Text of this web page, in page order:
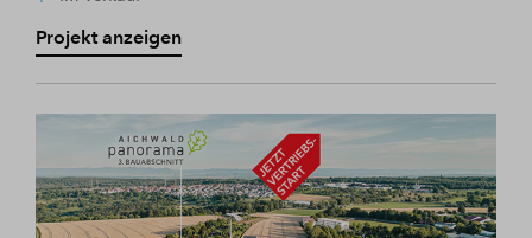
Projekt anzeigen